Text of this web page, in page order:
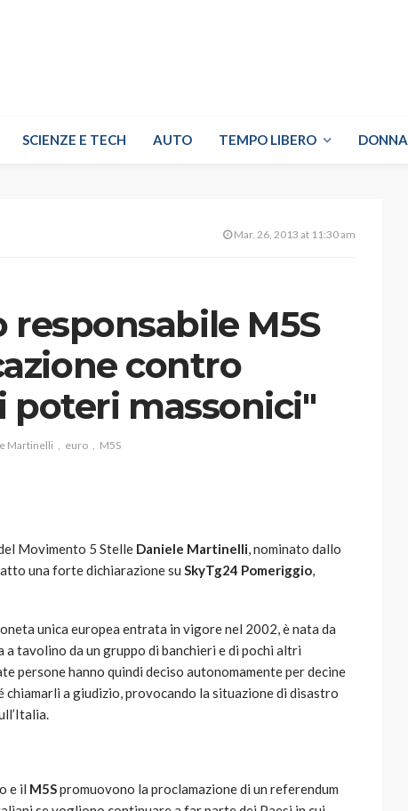
SCIENZE E TECH AUTO TEMPO LIBERO DONNA
Mar. 26, 2013 at 11:30 am
M5S
contro
poteri massonici"
Martinelli euro M5S
Movimento 5 Stelle Daniele Martinelli, nominato dallo
una forte dichiarazione su SkyTg24 Pomeriggio,
unica europea entrata in vigore nel 2002, è nata da
a tavolino da un gruppo di banchieri e di pochi altri
persone hanno quindi deciso autonomamente per decine
chiamarli a giudizio, provocando la situazione di disastro
e il M5Spromuovono la proclamazione di un referendum
prato
787
Davis: tennis mondiale e
passione per
abbracciano la stessa causa
god 9 mesi ago